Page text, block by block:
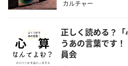
カルチャー
正しく読める？
うあの言葉です
員会